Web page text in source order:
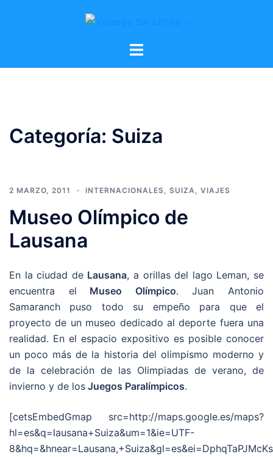
Categoría: Suiza
2 MARZO, 2011 INTERNACIONALES SUIZA VIAJES
Museo Olímpico de
Lausana
En la ciudad de Lausana, a orillas del lago Leman, se
encuentra el Museo Olímpico. Juan Antonio
Samaranch puso todo su empeño para que el
proyecto de un museo dedicado al deporte fuera una
realidad. En el espacio expositivo es posible conocer
un poco más de la historia del olimpismo moderno y
de la celebración de las Olimpiadas de verano, de
invierno y de los Juegos Paralímpicos.
[cetsEmbedGmap src=http://maps.google.es/maps?
hl=es&q=lausana+Suiza&um=1&ie=UTF-